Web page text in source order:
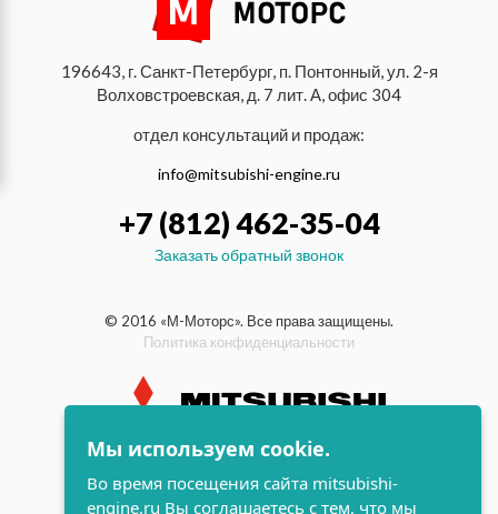
196643, г. Санкт-Петербург, п. Понтонный, ул. 2-я
Волховстроевская, д. 7 лит. А, офис 304
отдел консультаций и продаж:
info@mitsubishi-engine.ru
+7 (812) 462-35-04
Заказать обратный звонок
© 2016 «М-Моторс». Все права защищены.
Политика конфиденциальности
индустриальные и морские
дизельные двигатели Mitsubishi
Мы используем cookie.
Во время посещения сайта mitsubishi-
engine.ru Вы соглашаетесь с тем, что мы